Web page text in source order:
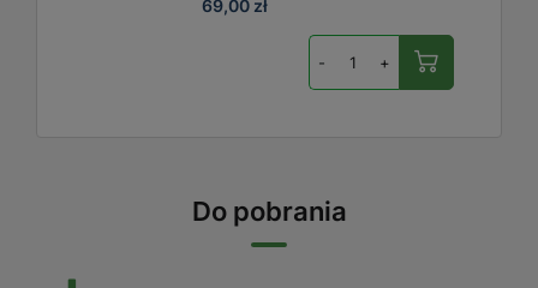
69,00 zł
- +
Do pobrania